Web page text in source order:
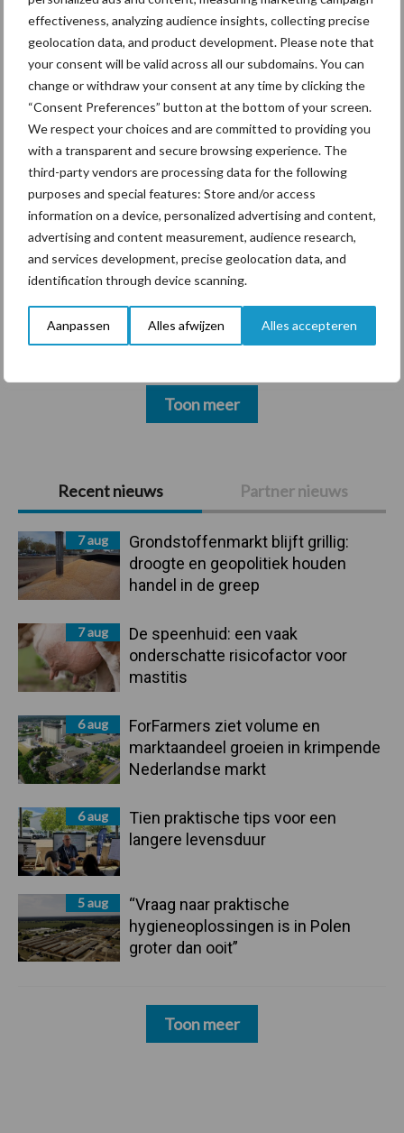
effectiveness, analyzing audience insights, collecting precise
geolocation data, and product development. Please note that
your consent will be valid across all our subdomains. You can
change or withdraw your consent at any time by clicking the
“Consent Preferences” button at the bottom of your screen.
We respect your choices and are committed to providing you
with a transparent and secure browsing experience. The
third-party vendors are processing data for the following
purposes and special features: Store and/or access
information on a device, personalized advertising and content,
advertising and content measurement, audience research,
and services development, precise geolocation data, and
identification through device scanning.
Aanpassen Alles afwijzen Alles accepteren
Primaire
Sidebar
Recent nieuws Partner nieuws
7 aug
Grondstoffenmarkt blijft grillig:
droogte en geopolitiek houden
handel in de greep
7 aug
De speenhuid: een vaak
onderschatte risicofactor voor
mastitis
6 aug
ForFarmers ziet volume en
marktaandeel groeien in krimpende
Nederlandse markt
6 aug
Tien praktische tips voor een
langere levensduur
5 aug
“Vraag naar praktische
hygieneoplossingen is in Polen
groter dan ooit”
Toon meer
marktaandeel groeien in
krimpende Nederlandse
markt
Themapagina's
Diergezondheid Bemesting Fokkerij
Bedrijfsnieuws
Voerhekken
Toon meer